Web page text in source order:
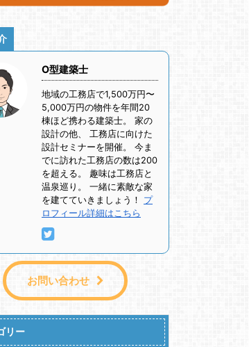
O型建築士
地域の工務店で1,500万円〜
5,000万円の物件を年間20
棟ほど携わる建築士。 家の
設計の他、 工務店に向けた
設計セミナーを開催。 今ま
でに訪れた工務店の数は200
を超える。 趣味は工務店と
温泉巡り。 一緒に素敵な家
を建てていきましょう！ プ
ロフィール詳細はこちら
お問い合わせ
リー